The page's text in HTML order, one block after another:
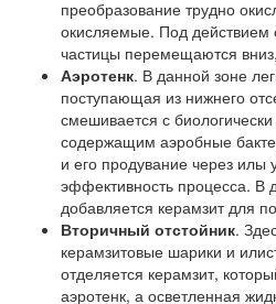
преобразование трудно
окисляемые. Под действием
частицы перемещаются
Аэротенк. В данной зоне
поступающая из нижнего
смешивается с
содержащим аэробные
и его продувание через илы
эффективность процесса. В
добавляется керамзит для
Вторичный отстойник.
керамзитовые шарики и
отделяется керамзит,
аэротенк, а осветленная